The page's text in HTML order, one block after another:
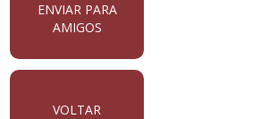
ENVIAR PARA
AMIGOS
VOLTAR